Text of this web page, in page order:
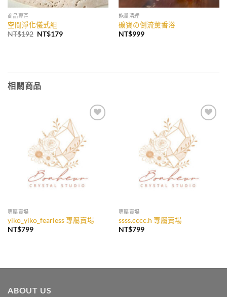
商品專區
空間淨化儀式組
NT$192 原
NT$179目
能量清理
礦寶の倒流薰香浴
NT$999
相關商品
專屬賣場
yiko_yiko_fearless 專屬賣場
NT$799
專屬賣場
ssss.cccc.h 專屬賣場
NT$799
ABOUT US